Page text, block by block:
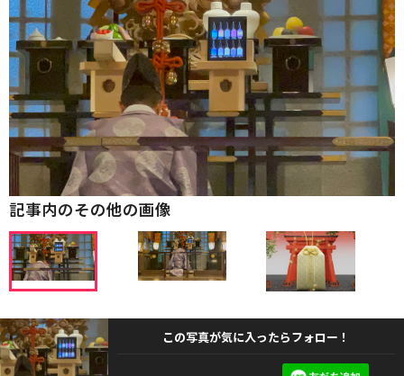
記事内のその他の画像
この写真が気に入ったらフォロー！